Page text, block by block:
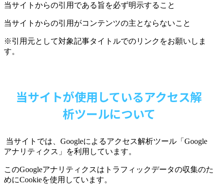
当サイトからの引用である旨を必ず明示すること
当サイトからの引用がコンテンツの主とならないこと
※引用元として対象記事タイトルでのリンクをお願いしま
す。
当サイトが使用しているアクセス解
析ツールについて
当サイトでは、 Googleによるアクセス解析ツール「 Google
アナリティクス」を利用しています。
このGoogleアナリティクスはトラフィックデータの収集のた
めにCookieを使用しています。